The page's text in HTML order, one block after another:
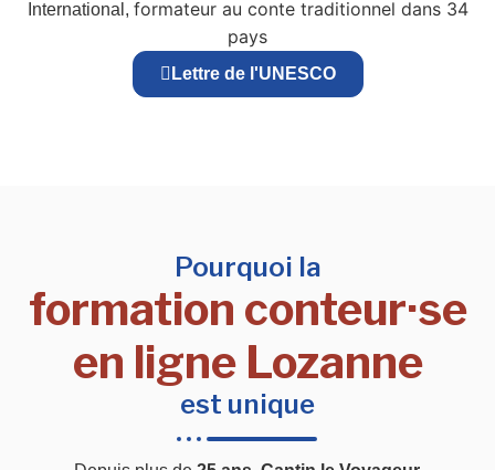
International, formateur au conte traditionnel dans 34
pays
Lettre de l'UNESCO
Pourquoi la
formation conteur·se
en ligne Lozanne
est unique